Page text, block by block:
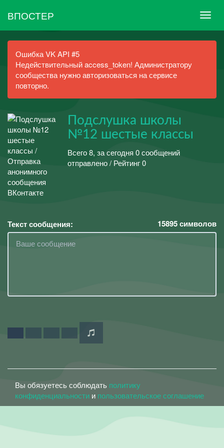
ВПОСТЕР
Ошибка VK API #5
Недействительный access_token! Администратору
сообщества нужно авторизоваться на сервисе
повторно.
Подслушка школы
№12 шестые классы
Всего 8, за сегодня 0 сообщений
отправлено / Рейтинг 0
Текст сообщения: 15895символов
Вы обязуетесь соблюдать политику
конфиденциальности и пользовательское соглашение